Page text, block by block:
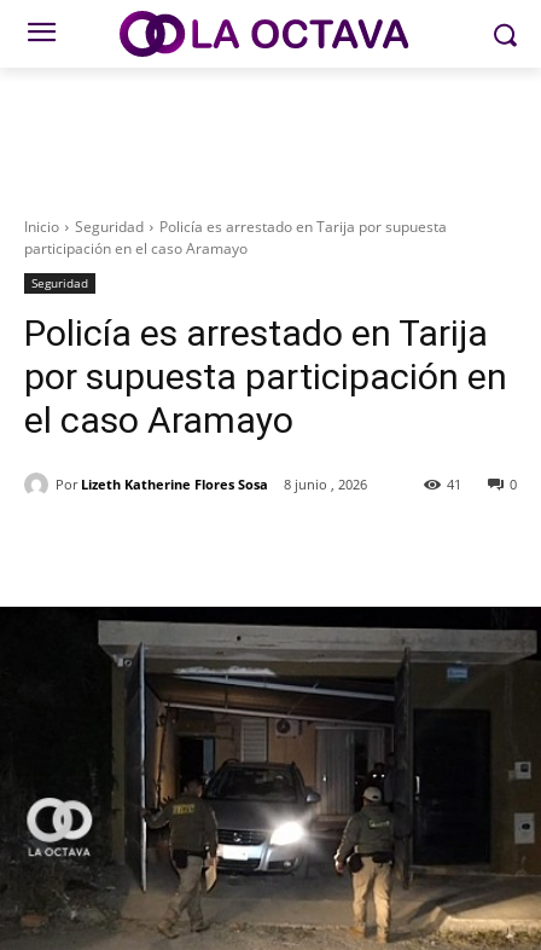
Inicio Seguridad
Policía es arrestado en Tarija por supuesta
participación en el caso Aramayo
Seguridad
Policía es arrestado en Tarija
por supuesta participación en
el caso Aramayo
Por Lizeth Katherine Flores Sosa 8 junio , 2026 0
41